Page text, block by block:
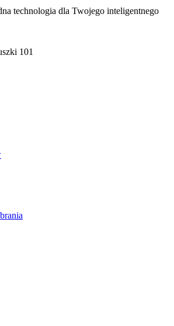
technologia dla Twojego inteligentnego
101